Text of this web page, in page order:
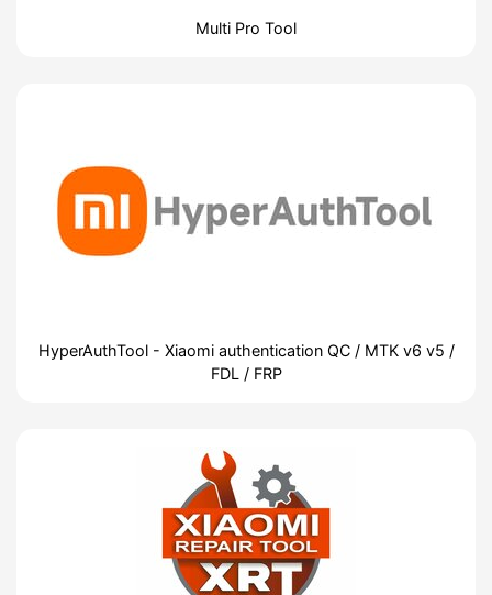
Multi Pro Tool
HyperAuthTool - Xiaomi authentication QC / MTK v6 v5 /
FDL / FRP